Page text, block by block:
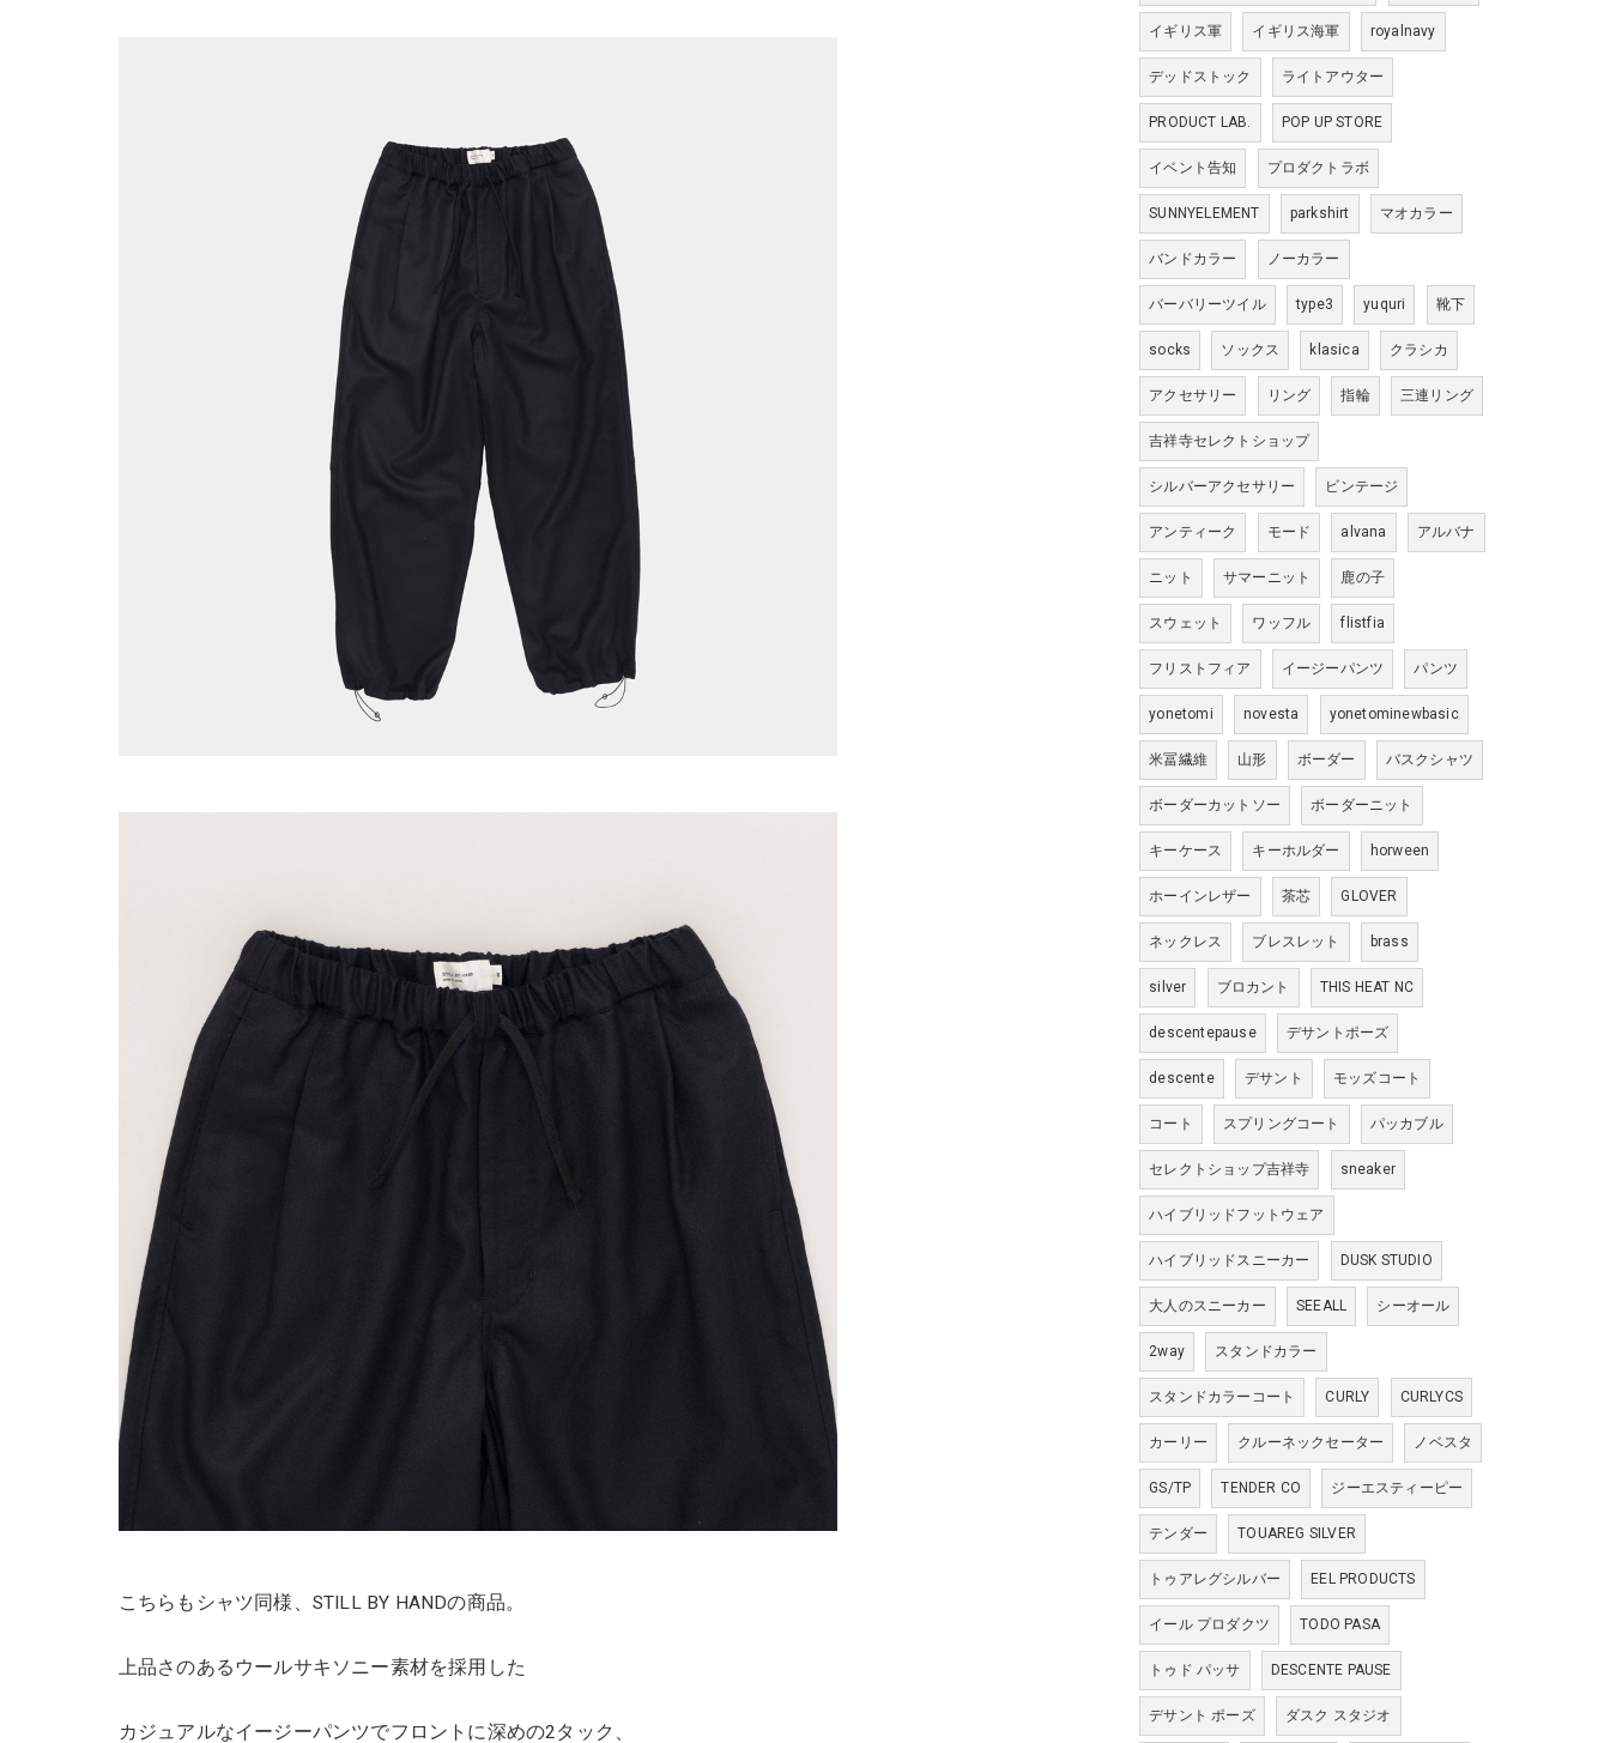
こちらもシャツ同様、STILL BY HANDの商品。
上品さのあるウールサキソニー素材を採用した
カジュアルなイージーパンツでフロントに深めの2タック、
イギリス軍 イギリス海軍 royalnavy
デッドストック ライトアウター
PRODUCT LAB. POP UP STORE
イベント告知 プロダクトラボ
SUNNYELEMENT parkshirt マオカラー
バンドカラー ノーカラー
バーバリーツイル type3 yuquri 靴下
socks ソックス klasica クラシカ
アクセサリー リング 指輪 三連リング
吉祥寺セレクトショップ
シルバーアクセサリー ビンテージ
アンティーク モード alvana アルバナ
ニット サマーニット 鹿の子
スウェット ワッフル flistfia
フリストフィア イージーパンツ パンツ
yonetomi novesta yonetominewbasic
米冨繊維 山形 ボーダー バスクシャツ
ボーダーカットソー ボーダーニット
キーケース キーホルダー horween
ホーインレザー 茶芯 GLOVER
ネックレス ブレスレット brass
silver ブロカント THIS HEAT NC
descentepause デサントポーズ
descente デサント モッズコート
コート スプリングコート パッカブル
セレクトショップ吉祥寺 sneaker
ハイブリッドフットウェア
ハイブリッドスニーカー DUSK STUDIO
大人のスニーカー SEEALL シーオール
2way スタンドカラー
スタンドカラーコート CURLY CURLYCS
カーリー クルーネックセーター ノベスタ
GS/TP TENDER CO ジーエスティーピー
テンダー TOUAREG SILVER
トゥアレグシルバー EEL PRODUCTS
イール プロダクツ TODO PASA
トゥド パッサ DESCENTE PAUSE
デサント ポーズ ダスク スタジオ